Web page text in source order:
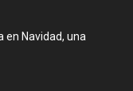
en Navidad, una